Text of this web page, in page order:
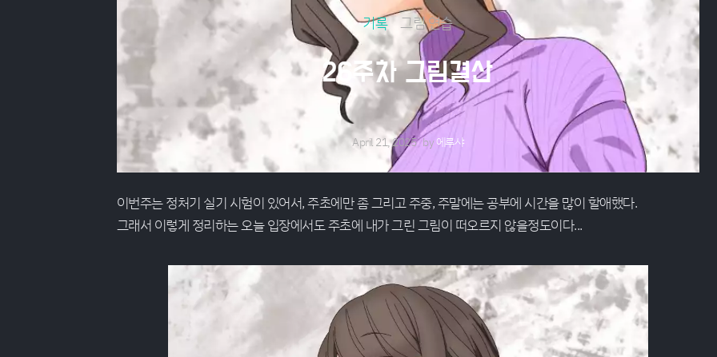
기록 그림 연습
26주차 그림결산
April 21, 2025 by 에루샤
이번주는 정처기 실기 시험이 있어서, 주초에만 좀 그리고 주중, 주말에는 공부에 시간을 많이 할애했다.
그래서 이렇게 정리하는 오늘 입장에서도 주초에 내가 그린 그림이 떠오르지 않을정도이다...